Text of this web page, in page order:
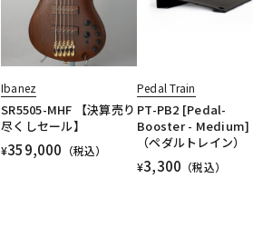
Ibanez
SR5505-MHF 【決算売り
尽くしセール】
¥359,000 （税込）
Pedal Train
PT-PB2 [Pedal-
Booster - Medium]
（ペダルトレイン）
¥3,300 （税込）